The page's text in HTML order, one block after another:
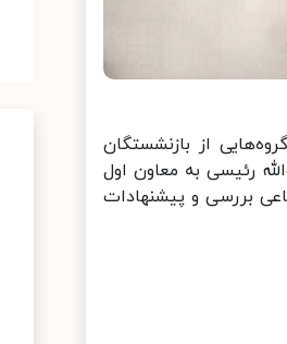
از بازنشستگان
رئیسی به معاون اول
بررسی و پیشنهادات